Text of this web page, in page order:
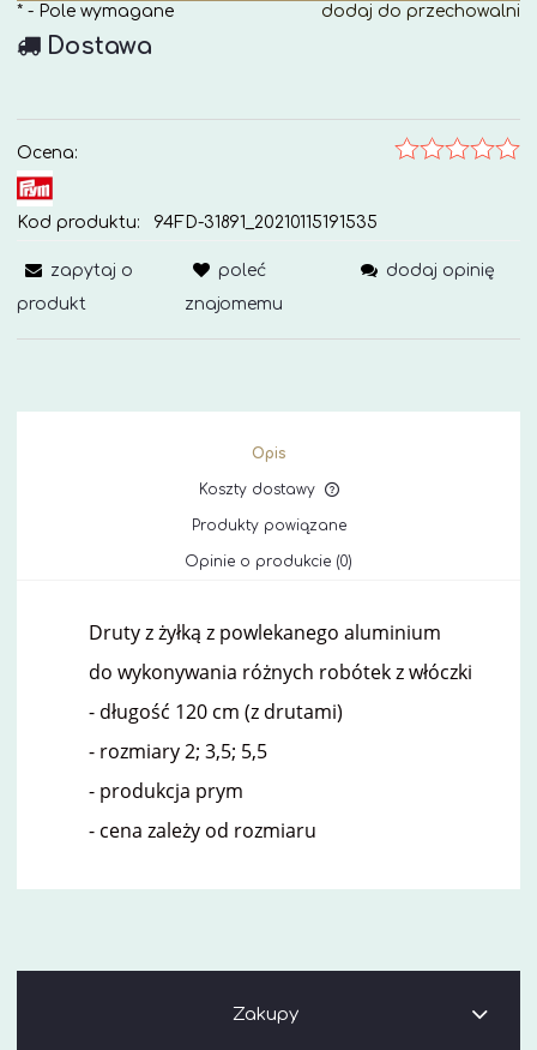
dodaj do przechowalni
* - Pole wymagane
Dostawa
Ocena:
Kod produktu: 94FD-31891_20210115191535
zapytaj o
produkt
poleć
znajomemu
dodaj opinię
Opis
Koszty dostawy
Produkty powiązane
Opinie o produkcie (0)
Druty z żyłką z powlekanego aluminium
do wykonywania różnych robótek z włóczki
- długość 120 cm (z drutami)
- rozmiary 2; 3,5; 5,5
- produkcja prym
- cena zależy od rozmiaru
Zakupy